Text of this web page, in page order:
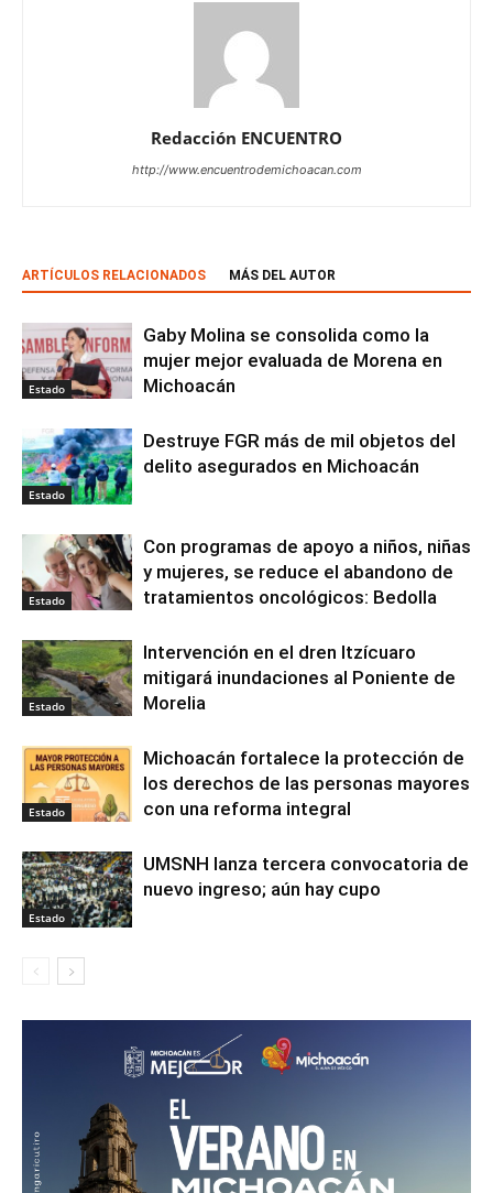
Redacción ENCUENTRO
http://www.encuentrodemichoacan.com
ARTÍCULOS RELACIONADOS MÁS DEL AUTOR
Estado
Gaby Molina se consolida como la
mujer mejor evaluada de Morena en
Michoacán
Estado
Destruye FGR más de mil objetos del
delito asegurados en Michoacán
Estado
Con programas de apoyo a niños, niñas
y mujeres, se reduce el abandono de
tratamientos oncológicos: Bedolla
Estado
Intervención en el dren Itzícuaro
mitigará inundaciones al Poniente de
Morelia
Estado
Michoacán fortalece la protección de
los derechos de las personas mayores
con una reforma integral
Estado
UMSNH lanza tercera convocatoria de
nuevo ingreso; aún hay cupo